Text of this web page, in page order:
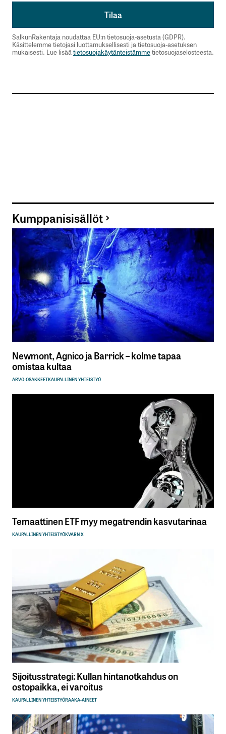
SalkunRakentaja noudattaa EU:n tietosuoja-asetusta (GDPR).
Käsittelemme tietojasi luottamuksellisesti ja tietosuoja-asetuksen
mukaisesti. Lue lisäätietosuojakäytänteistämmetietosuojaselosteesta.
Kumppanisisällöt
Newmont, Agnico ja Barrick – kolme tapaa
omistaa kultaa
ARVO-OSAKKEETKAUPALLINEN YHTEISTYÖ
Temaattinen ETF myy megatrendin kasvutarinaa
KAUPALLINEN YHTEISTYÖKVARN X
Sijoitusstrategi: Kullan hintanotkahdus on
ostopaikka, ei varoitus
KAUPALLINEN YHTEISTYÖRAAKA-AINEET